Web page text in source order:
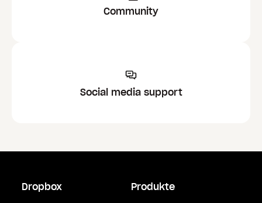
Community
Social media support
Dropbox Produkte